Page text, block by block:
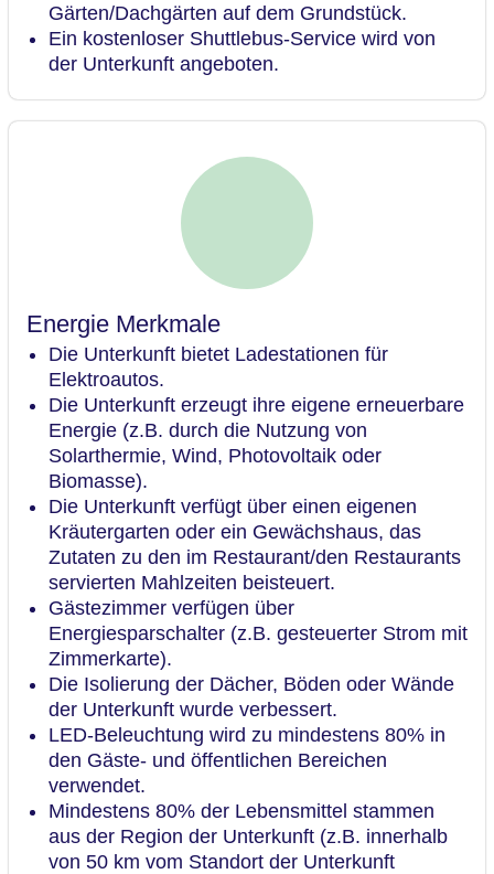
Gärten/Dachgärten auf dem Grundstück.
Ein kostenloser Shuttlebus-Service wird von
der Unterkunft angeboten.
Energie Merkmale
Die Unterkunft bietet Ladestationen für
Elektroautos.
Die Unterkunft erzeugt ihre eigene erneuerbare
Energie (z.B. durch die Nutzung von
Solarthermie, Wind, Photovoltaik oder
Biomasse).
Die Unterkunft verfügt über einen eigenen
Kräutergarten oder ein Gewächshaus, das
Zutaten zu den im Restaurant/den Restaurants
servierten Mahlzeiten beisteuert.
Gästezimmer verfügen über
Energiesparschalter (z.B. gesteuerter Strom mit
Zimmerkarte).
Die Isolierung der Dächer, Böden oder Wände
der Unterkunft wurde verbessert.
LED-Beleuchtung wird zu mindestens 80% in
den Gäste- und öffentlichen Bereichen
verwendet.
Mindestens 80% der Lebensmittel stammen
aus der Region der Unterkunft (z.B. innerhalb
von 50 km vom Standort der Unterkunft